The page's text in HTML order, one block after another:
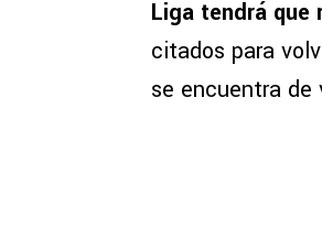
Liga tendrá que
citados para
se encuentra de